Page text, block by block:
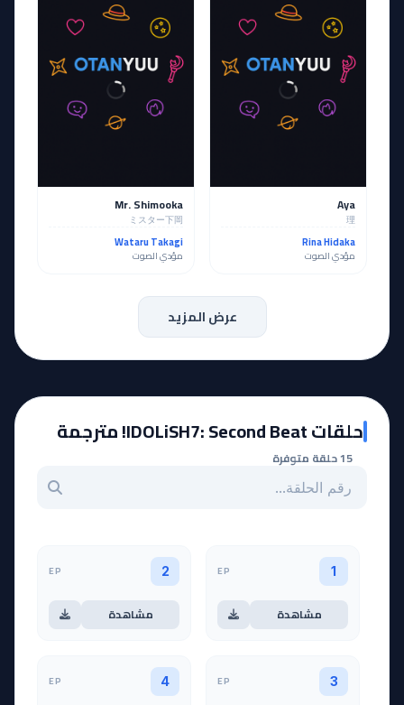
Aya
理
Rina Hidaka
مؤدي الصوت
Mr. Shimooka
ミスター下岡
Wataru Takagi
مؤدي الصوت
عرض المزيد
حلقات IDOLiSH7: Second Beat! مترجمة
15 حلقة متوفرة
بحث عن حلقة بالرقم
1
EP
مشاهدة
2
EP
مشاهدة
3
EP
4
EP